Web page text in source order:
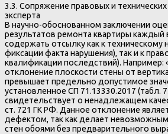
3.3. Сопряжение правовых и
эксперта
В научно-обоснованном заключении
результатов ремонта квартиры
содержать отсылку как к техническому
фиксации факта нарушения), так и к
квалификации последствий). Например:
отклонение плоскости стены от
превышает предельно допустимое
установленное СП 71.13330.2017 (табл.
свидетельствует о ненадлежащем
ст. 721 ГК РФ. Данное отклонение
дефектом, так как делает
стен обоями без предварительного